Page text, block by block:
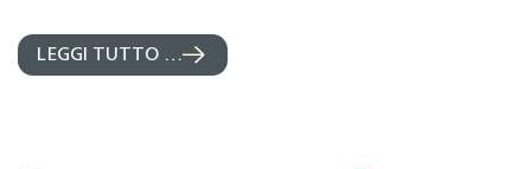
LEGGI TUTTO …